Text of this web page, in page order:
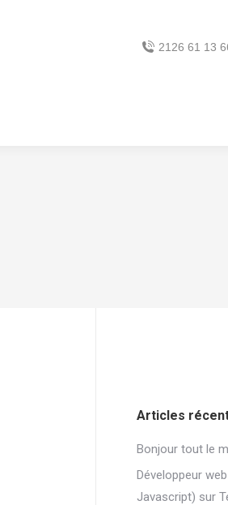
2126 61 13
Articles
Bonjour tout le
Développeur
Javascript) sur